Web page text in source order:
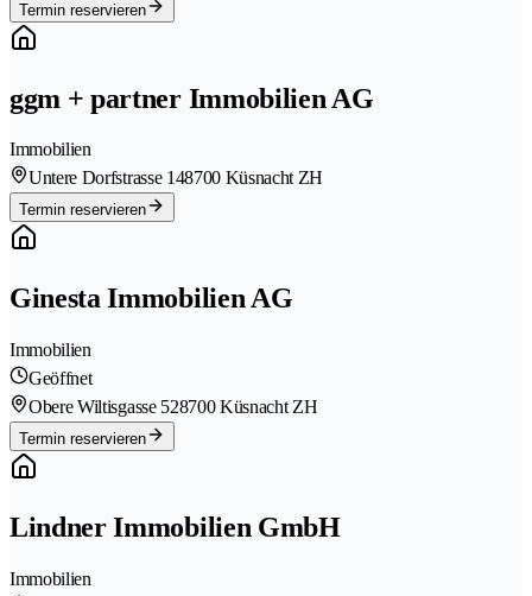
Termin reservieren
ggm + partner Immobilien AG
Immobilien
Untere Dorfstrasse 148700 Küsnacht ZH
Termin reservieren
Ginesta Immobilien AG
Immobilien
Geöffnet
Obere Wiltisgasse 528700 Küsnacht ZH
Termin reservieren
Lindner Immobilien GmbH
Immobilien